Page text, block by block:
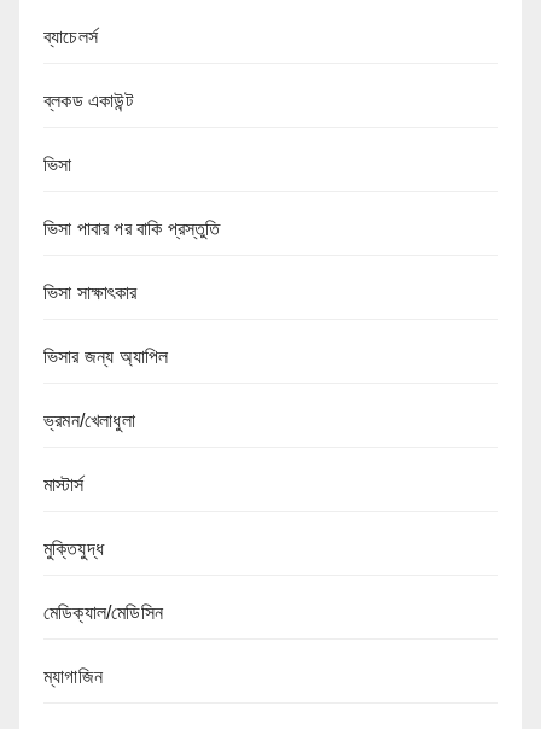
ব্যাচেলর্স
ব্লকড একাউন্ট
ভিসা
ভিসা পাবার পর বাকি প্রস্তুতি
ভিসা সাক্ষাৎকার
ভিসার জন্য অ্যাপিল
ভ্রমন/খেলাধুলা
মাস্টার্স
মুক্তিযুদ্ধ
মেডিক্যাল/মেডিসিন
ম্যাগাজিন